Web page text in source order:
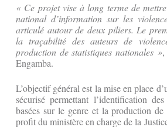
« Ce projet vise à long terme de
national d’information sur les
articulé autour de deux piliers. Le
la traçabilité des auteurs de
production de statistiques nationales »,
Engamba.
L’objectif général est la mise en place
sécurisé permettant l’identification
basées sur le genre et la production de
profit du ministère en charge de la